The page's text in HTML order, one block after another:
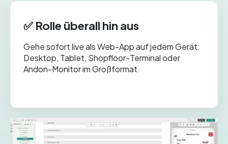
✅ Rolle überall hin aus
Gehe sofort live als Web-App auf jedem Gerät:
Desktop, Tablet, Shopfloor-Terminal oder
Andon-Monitor im Großformat.